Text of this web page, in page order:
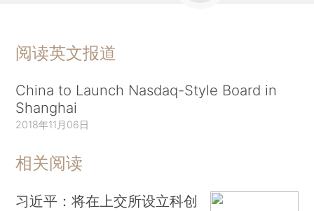
阅读英文报道
China to Launch Nasdaq-Style Board in
Shanghai
2018年11月06日
相关阅读
习近平：将在上交所设立科创